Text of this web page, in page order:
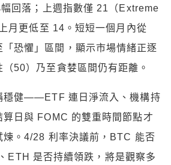
回落；上週指數僅 21（Extreme
月更低至 14。短短一個月內從
「恐懼」區間，顯示市場情緒正逐
50）乃至貪婪區間仍有距離。
穩健——ETF 連日淨流入、機構持
日與 FOMC 的雙重時間節點才
煉。4/28 利率決議前，BTC 能否
ETH 是否持續領跌，將是觀察多